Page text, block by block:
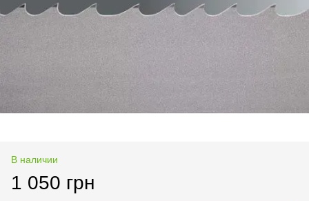
В наличии
1 050 грн